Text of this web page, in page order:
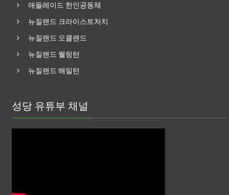
애들레이드 한인공동체
뉴질랜드 크라이스트처치
뉴질랜드 오클랜드
뉴질랜드 웰링턴
뉴질랜드 해밀턴
성당 유튜부 채널